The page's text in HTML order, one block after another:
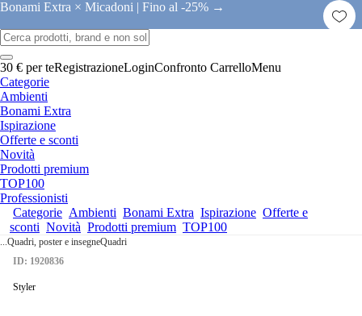
Bonami Extra × Micadoni | Fino al -25% →
30 € per teRegistrazioneLoginConfronto CarrelloMenu
Categorie
Ambienti
Bonami Extra
Ispirazione
Offerte e sconti
Novità
Prodotti premium
TOP100
Professionisti
Categorie Ambienti Bonami Extra Ispirazione Offerte e
sconti Novità Prodotti premium TOP100
...Quadri, poster e insegneQuadri
ID: 1920836
Styler